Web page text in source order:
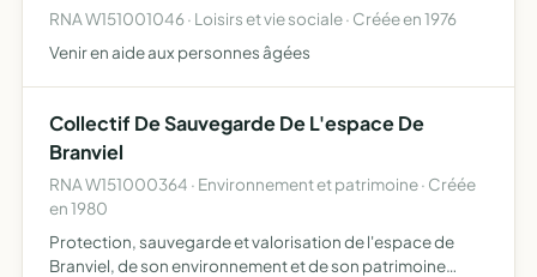
RNA W151001046 · Loisirs et vie sociale · Créée en 1976
Venir en aide aux personnes âgées
Collectif De Sauvegarde De L'espace De
Branviel
RNA W151000364 · Environnement et patrimoine · Créée
en 1980
Protection, sauvegarde et valorisation de l'espace de
Branviel, de son environnement et de son patrimoine